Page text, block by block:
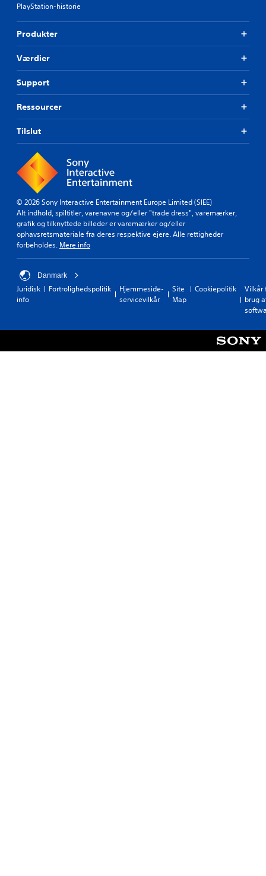
PlayStation-historie
Produkter
Værdier
Support
Ressourcer
Tilslut
© 2026 Sony Interactive Entertainment Europe Limited (SIEE)
Alt indhold, spiltitler, varenavne og/eller "trade dress", varemærker,
grafik og tilknyttede billeder er varemærker og/eller
ophavsretsmateriale fra deres respektive ejere. Alle rettigheder
forbeholdes. Mere info
Danmark
Juridisk
info
Fortrolighedspolitik
Hjemmeside-
servicevilkår
Site
Map
Cookiepolitik
Vilkår
brug